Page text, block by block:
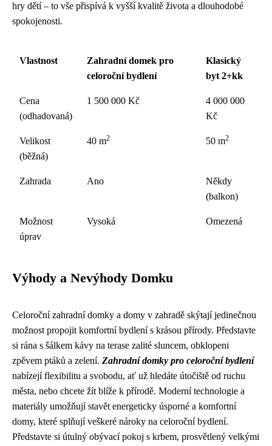
hry dětí – to vše přispívá k vyšší kvalitě života a dlouhodobé
spokojenosti.
Vlastnost
Zahradní domek pro
celoroční bydlení
Klasický
byt 2+kk
Cena
(odhadovaná)
1 500 000 Kč
4 000 000
Kč
Velikost
(běžná)
40 m2 50 m2
Zahrada Ano
Někdy
(balkon)
Možnost
úprav
Vysoká Omezená
Výhody a Nevýhody Domku
Celoroční zahradní domky a domy v zahradě skýtají jedinečnou
možnost propojit komfortní bydlení s krásou přírody. Představte
si rána s šálkem kávy na terase zalité sluncem, obklopeni
zpěvem ptáků a zelení. Zahradní domky pro celoroční bydlení
nabízejí flexibilitu a svobodu, ať už hledáte útočiště od ruchu
města, nebo chcete žít blíže k přírodě. Moderní technologie a
materiály umožňují stavět energeticky úsporné a komfortní
domy, které splňují veškeré nároky na celoroční bydlení.
Představte si útulný obývací pokoj s krbem, prosvětlený velkými